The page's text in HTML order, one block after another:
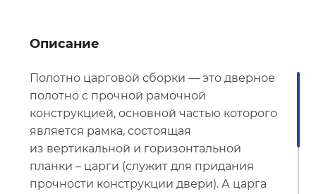
Описание
Полотно царговой сборки — это дверное
полотно с прочной рамочной
конструкцией, основной частью которого
является рамка, состоящая
из вертикальной и горизонтальной
планки – царги (служит для придания
прочности конструкции двери). А царга